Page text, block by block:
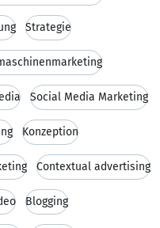
Strategie
Social Media Marketing
Konzeption
Contextual advertising
Blogging